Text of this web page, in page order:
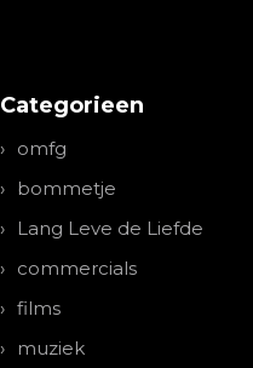
Categorieen
omfg
bommetje
Lang Leve de Liefde
commercials
films
muziek